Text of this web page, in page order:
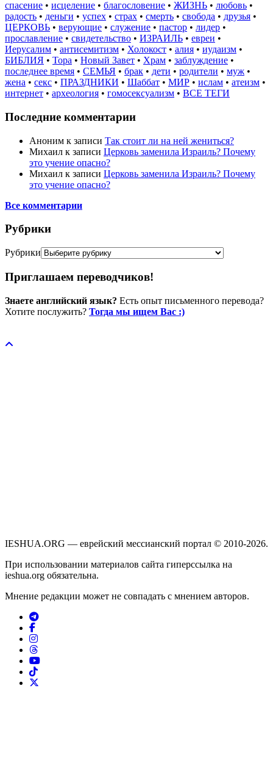
спасение • исцеление • благословение • ЖИЗНЬ • любовь •
радость • деньги • успех • страх • смерть • свобода • друзья •
ЦЕРКОВЬ • верующие • служение • пастор • лидер •
прославление • свидетельство • ИЗРАИЛЬ • евреи •
Иерусалим • антисемитизм • Холокост • алия • иудаизм •
БИБЛИЯ • Тора • Новый Завет • Храм • заблуждение •
последнее время • СЕМЬЯ • брак • дети • родители • муж •
жена • секс • ПРАЗДНИКИ • Шаббат • МИР • ислам • атеизм •
интернет • археология • гомосексуализм • ВСЕ ТЕГИ
Последние комментарии
Аноним к записи Так стоит ли на ней жениться?
Михаил к записи Церковь заменила Израиль? Почему
это учение опасно?
Михаил к записи Церковь заменила Израиль? Почему
это учение опасно?
Все комментарии
Рубрики
Рубрики
Приглашаем переводчиков!
Знаете английский язык? Есть опыт письменного перевода?
Хотите послужить? Тогда мы ищем Вас :)
IESHUA.ORG — еврейский мессианский портал © 2010-2026.
При использовании материалов сайта гиперссылка на
ieshua.org обязательна.
Мнение редакции может не совпадать с мнением авторов.